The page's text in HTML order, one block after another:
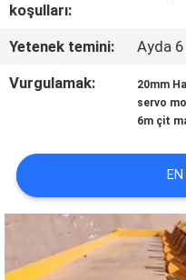
BIZE
ULAŞIN
ISTEĞI
SITE
HARITASI
koşulları:
Yetenek temini:
Ayda
Vurgulamak:
20mm
servo
6m çit